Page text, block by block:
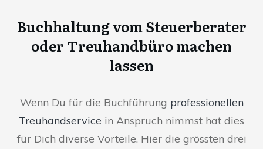
Buchhaltung vom Steuerberater
oder Treuhandbüro machen
lassen
Wenn Du für die Buchführung professionellen
Treuhandservice in Anspruch nimmst hat dies
für Dich diverse Vorteile. Hier die grössten drei